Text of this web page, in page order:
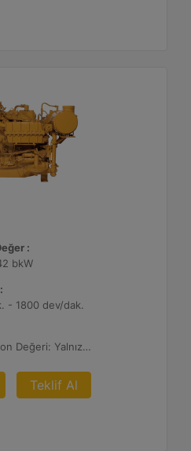
:
bkW
- 1800 dev/dak.
%2 O2 Emisyon Değeri: Yalnızca İhracat
Teklif Al